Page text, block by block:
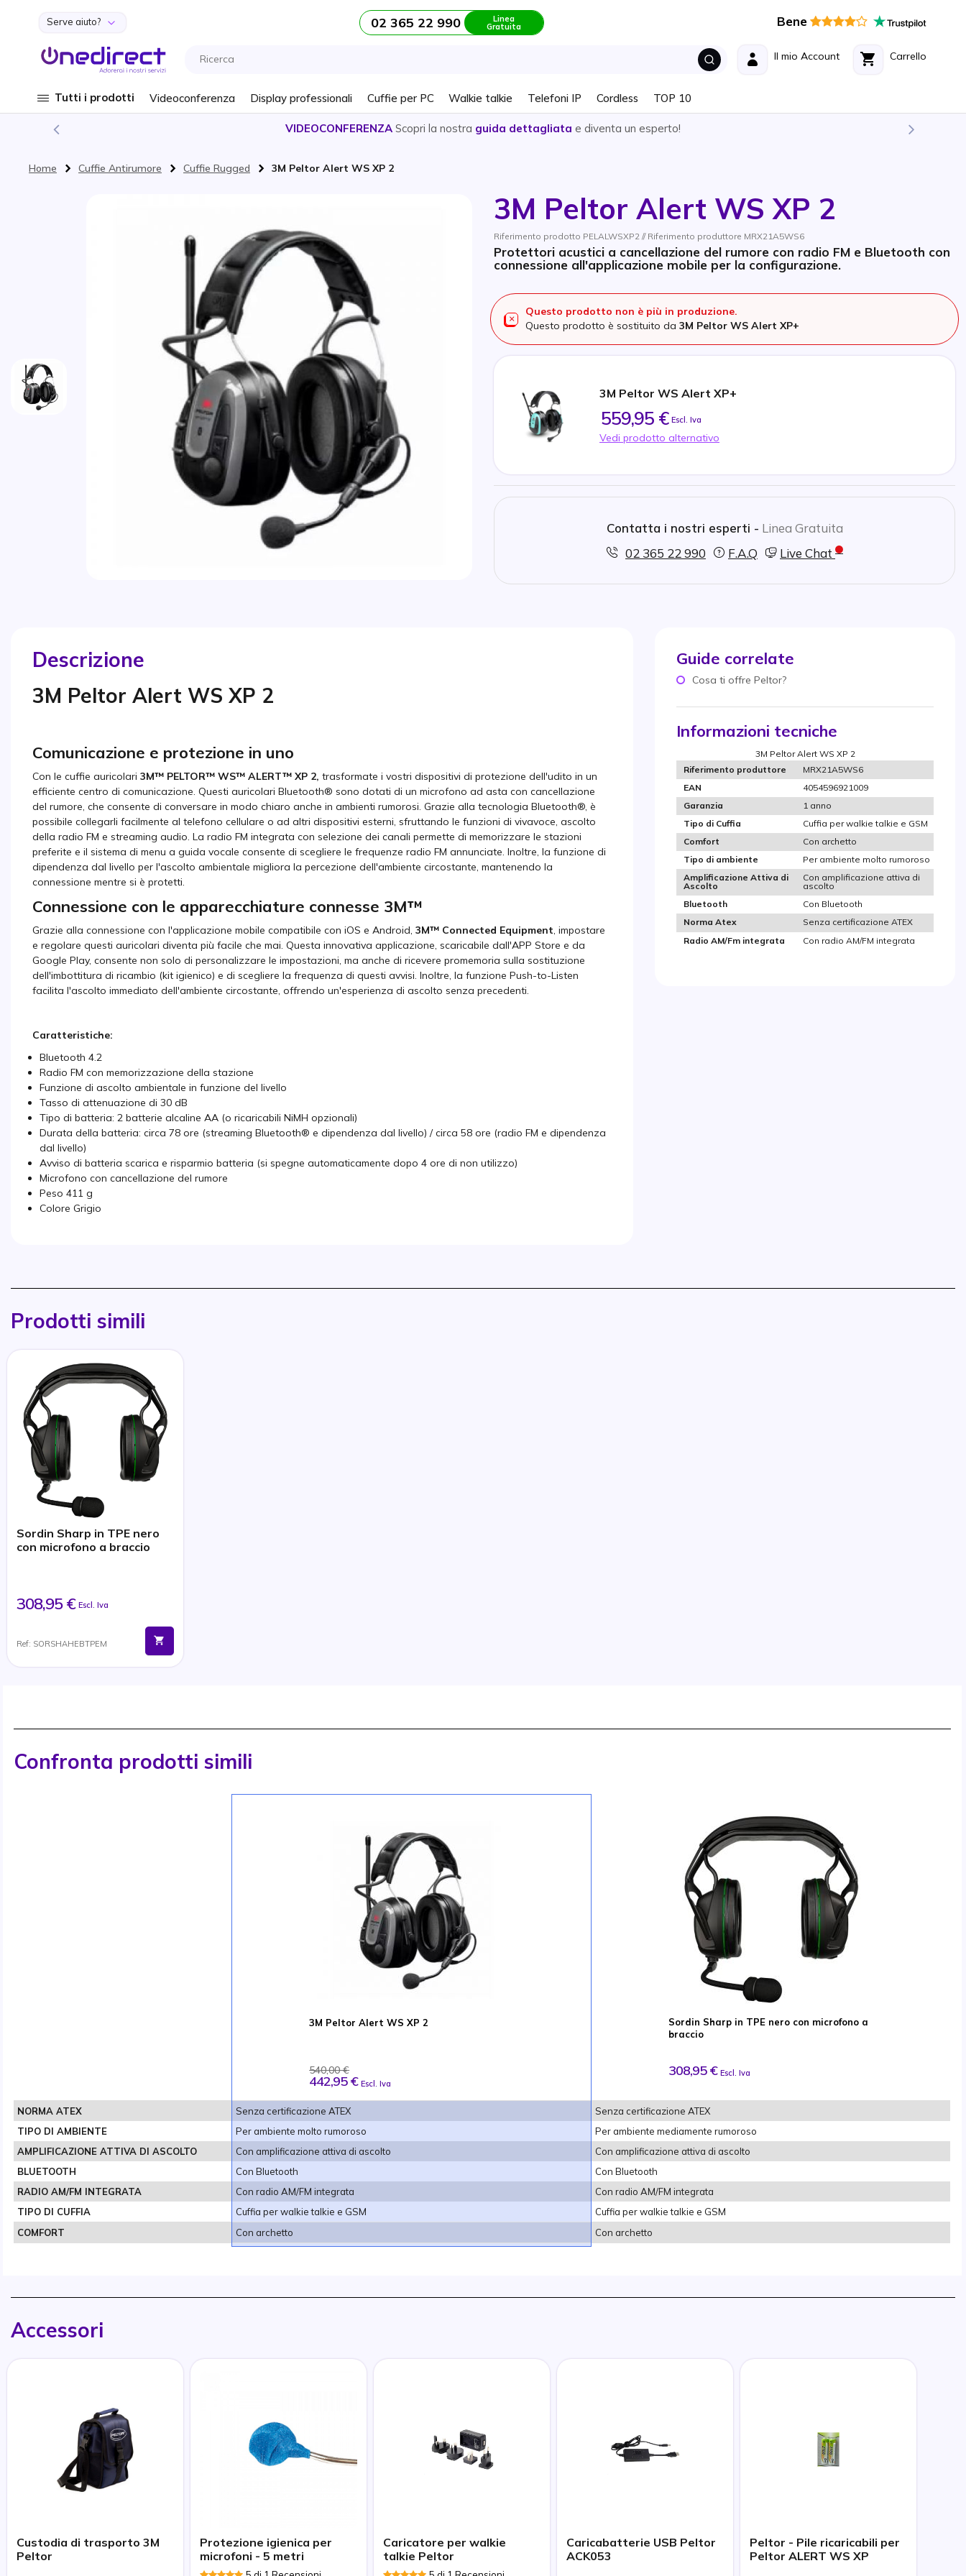
Salta al contenuto
Serve aiuto? 02 365 22 990 Linea
Gratuita Bene
Carrello
Il mio Account
Tutti i prodotti Videoconferenza Display professionali Cuffie per PC Walkie talkie Telefoni IP Cordless TOP 10
VIDEOCONFERENZA Scopri la nostra guida dettagliata e diventa un esperto!
Home Cuffie Antirumore Cuffie Rugged 3M Peltor Alert WS XP 2
3M Peltor Alert WS XP 2
Riferimento prodotto PELALWSXP2 // Riferimento produttore MRX21A5WS6
Protettori acustici a cancellazione del rumore con radio FM e Bluetooth con
connessione all'applicazione mobile per la configurazione.
Questo prodotto non è più in produzione.
Questo prodotto è sostituito da 3M Peltor WS Alert XP+
3M Peltor WS Alert XP+
559,95 € Escl. Iva
Vedi prodotto alternativo
Contatta i nostri esperti - Linea Gratuita
02 365 22 990
F.A.Q Live Chat
Descrizione
3M Peltor Alert WS XP 2
Comunicazione e protezione in uno
Con le cuffie auricolari 3M™ PELTOR™ WS™ ALERT™ XP 2, trasformate i vostri dispositivi di protezione dell'udito in un
efficiente centro di comunicazione. Questi auricolari Bluetooth® sono dotati di un microfono ad asta con cancellazione
del rumore, che consente di conversare in modo chiaro anche in ambienti rumorosi. Grazie alla tecnologia Bluetooth®, è
possibile collegarli facilmente al telefono cellulare o ad altri dispositivi esterni, sfruttando le funzioni di vivavoce, ascolto
della radio FM e streaming audio. La radio FM integrata con selezione dei canali permette di memorizzare le stazioni
preferite e il sistema di menu a guida vocale consente di scegliere le frequenze radio FM annunciate. Inoltre, la funzione di
dipendenza dal livello per l'ascolto ambientale migliora la percezione dell'ambiente circostante, mantenendo la
connessione mentre si è protetti.
Connessione con le apparecchiature connesse 3M™
Grazie alla connessione con l'applicazione mobile compatibile con iOS e Android, 3M™ Connected Equipment , impostare
e regolare questi auricolari diventa più facile che mai. Questa innovativa applicazione, scaricabile dall'APP Store e da
Google Play, consente non solo di personalizzare le impostazioni, ma anche di ricevere promemoria sulla sostituzione
dell'imbottitura di ricambio (kit igienico) e di scegliere la frequenza di questi avvisi. Inoltre, la funzione Push-to-Listen
facilita l'ascolto immediato dell'ambiente circostante, offrendo un'esperienza di ascolto senza precedenti.
Caratteristiche:
Bluetooth 4.2
Radio FM con memorizzazione della stazione
Funzione di ascolto ambientale in funzione del livello
Tasso di attenuazione di 30 dB
Tipo di batteria: 2 batterie alcaline AA (o ricaricabili NiMH opzionali)
Durata della batteria: circa 78 ore (streaming Bluetooth® e dipendenza dal livello) / circa 58 ore (radio FM e dipendenza
dal livello)
Avviso di batteria scarica e risparmio batteria (si spegne automaticamente dopo 4 ore di non utilizzo)
Microfono con cancellazione del rumore
Peso 411 g
Colore Grigio
Guide correlate
Cosa ti offre Peltor?
Informazioni tecniche
3M Peltor Alert WS XP 2
Riferimento produttore
MRX21A5WS6
EAN
4054596921009
Garanzia
1 anno
Tipo di Cuffia
Cuffia per walkie talkie e GSM
Comfort
Con archetto
Tipo di ambiente
Per ambiente molto rumoroso
Amplificazione Attiva di
Ascolto
Con amplificazione attiva di
ascolto
Bluetooth
Con Bluetooth
Norma Atex
Senza certificazione ATEX
Radio AM/Fm integrata
Con radio AM/FM integrata
Prodotti simili
Sordin Sharp in TPE nero
con microfono a braccio
308,95 € Escl. Iva
Ref: SORSHAHEBTPEM
Confronta prodotti simili
3M Peltor Alert WS XP 2
540,00 €
442,95 € Escl. Iva
Sordin Sharp in TPE nero con microfono a
braccio
308,95 € Escl. Iva
NORMA ATEX Senza certificazione ATEX
Senza certificazione ATEX
TIPO DI AMBIENTE
Per ambiente molto rumoroso
Per ambiente mediamente rumoroso
AMPLIFICAZIONE ATTIVA DI ASCOLTO
Con amplificazione attiva di ascolto
Con amplificazione attiva di ascolto
BLUETOOTH
Con Bluetooth
Con Bluetooth
RADIO AM/FM INTEGRATA
Con radio AM/FM integrata
Con radio AM/FM integrata
TIPO DI CUFFIA
Cuffia per walkie talkie e GSM
Cuffia per walkie talkie e GSM
COMFORT
Con archetto Con archetto
Accessori
Custodia di trasporto 3M
Peltor
Protezione igienica per
microfoni - 5 metri
Caricatore per walkie
talkie Peltor
Caricabatterie USB Peltor
ACK053
Peltor - Pile ricaricabili per
Peltor ALERT WS XP